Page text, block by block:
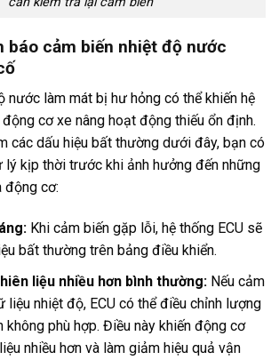
báo cảm biến nhiệt độ nước
nước làm mát bị hư hỏng có thể khiến hệ
cơ xe nâng hoạt động thiếu ổn định.
các dấu hiệu bất thường dưới đây, bạn có
lý kịp thời trước khi ảnh hưởng đến những
động cơ:
Khi cảm biến gặp lỗi, hệ thống ECU sẽ
bất thường trên bảng điều khiển.
liệu nhiều hơn bình thường: Nếu cảm
liệu nhiệt độ, ECU có thể điều chỉnh lượng
không phù hợp. Điều này khiến động cơ
nhiều hơn và làm giảm hiệu quả vận